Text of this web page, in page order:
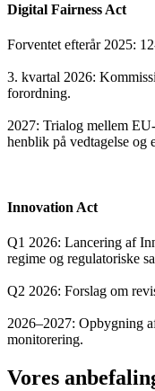
Digital Fairness Act
Forventet efterår 2025:
3. kvartal 2026:
forordning.
2027: Trialog mellem
henblik på vedtagelse og
Innovation Act
Q1 2026: Lancering af
regime og regulatoriske
Q2 2026: Forslag om
2026–2027: Opbygning
monitorering.
Vores